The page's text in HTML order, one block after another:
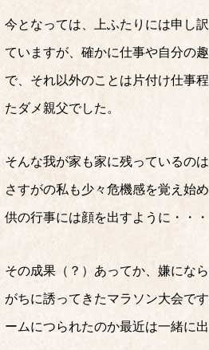
今となっては、上ふたりには申し
ていますが、確かに仕事や自分の
で、それ以外のことは片付け仕事
たダメ親父でした。
そんな我が家も家に残っているの
さすがの私も少々危機感を覚え始
供の行事には顔を出すように・・・
その成果（？）あってか、嫌にな
がちに誘ってきたマラソン大会で
ームにつられたのか最近は一緒に